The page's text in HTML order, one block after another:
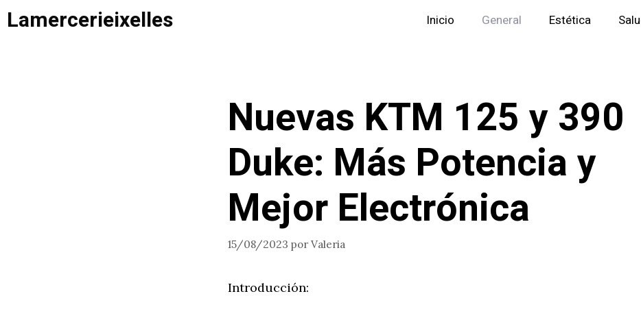
Saltar
alLamercerieixelles Inicio General Estética
Nuevas KTM 125 y 390
Duke: Más Potencia y
Mejor Electrónica
15/08/2023 por Valeria
Introducción: